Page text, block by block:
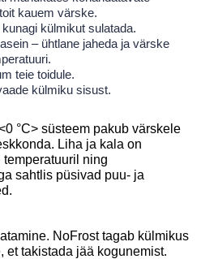
kauem värske.
külmikut sulatada.
– ühtlane jaheda ja värske
teie toidule.
külmiku sisust.
°C> süsteem pakub värskele
Liha ja kala on
ning
sahtlis püsivad puu- ja
NoFrost tagab külmikus
et takistada jää kogunemist.